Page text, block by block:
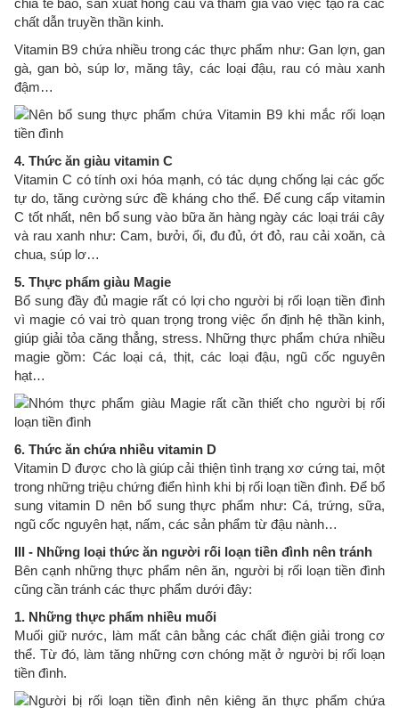
chia tế bào, sản xuất hồng cầu và tham gia vào việc tạo ra các
chất dẫn truyền thần kinh.
Vitamin B9 chứa nhiều trong các thực phẩm như: Gan lợn, gan
gà, gan bò, súp lơ, măng tây, các loại đậu, rau có màu xanh
đậm…
4. Thức ăn giàu vitamin C
Vitamin C có tính oxi hóa mạnh, có tác dụng chống lại các gốc
tự do, tăng cường sức đề kháng cho thể. Để cung cấp vitamin
C tốt nhất, nên bổ sung vào bữa ăn hàng ngày các loại trái cây
và rau xanh như: Cam, bưởi, ổi, đu đủ, ớt đỏ, rau cải xoăn, cà
chua, súp lơ…
5. Thực phẩm giàu Magie
Bổ sung đầy đủ magie rất có lợi cho người bị rối loạn tiền đình
vì magie có vai trò quan trọng trong việc ổn định hệ thần kinh,
giúp giải tỏa căng thẳng, stress. Những thực phẩm chứa nhiều
magie gồm: Các loại cá, thịt, các loại đậu, ngũ cốc nguyên
hạt…
6. Thức ăn chứa nhiều vitamin D
Vitamin D được cho là giúp cải thiện tình trạng xơ cứng tai, một
trong những triệu chứng điển hình khi bị rối loạn tiền đình. Để bổ
sung vitamin D nên bổ sung thực phẩm như: Cá, trứng, sữa,
ngũ cốc nguyên hạt, nấm, các sản phẩm từ đậu nành…
III - Những loại thức ăn người rối loạn tiền đình nên tránh
Bên cạnh những thực phẩm nên ăn, người bị rối loạn tiền đình
cũng cần tránh các thực phẩm dưới đây:
1. Những thực phẩm nhiều muối
Muối giữ nước, làm mất cân bằng các chất điện giải trong cơ
thể. Từ đó, làm tăng những cơn chóng mặt ở người bị rối loạn
tiền đình.